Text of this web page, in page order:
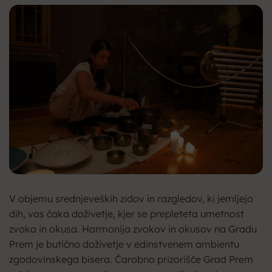
V objemu srednjeveških zidov in razgledov, ki jemljejo
dih, vas čaka doživetje, kjer se prepleteta umetnost
zvoka in okusa. Harmonija zvokov in okusov na Gradu
Prem je butično doživetje v edinstvenem ambientu
zgodovinskega bisera. Čarobno prizorišče Grad Prem